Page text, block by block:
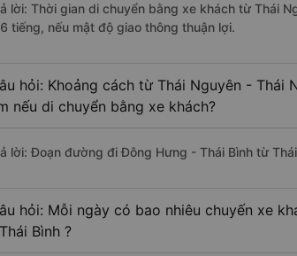
lời: Thời gian di chuyển bằng xe khách từ Thái
tiếng, nếu mật độ giao thông thuận lợi.
hỏi: Khoảng cách từ Thái Nguyên - Thái
nếu di chuyển bằng xe khách?
lời: Đoạn đường đi Đông Hưng - Thái Bình từ
hỏi: Mỗi ngày có bao nhiêu chuyến xe
Bình ?